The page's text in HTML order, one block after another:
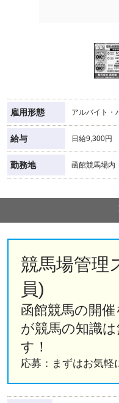
雇用形態 アルバイト・
給与 日給9,300円
勤務地 函館競馬場内
競馬場管理
員)
函館競馬の開
が競馬の知識
す！
応募：まずはお気軽